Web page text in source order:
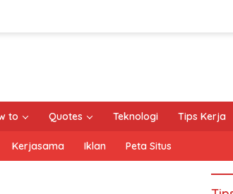
to Quotes Teknologi Tips Kerja
Kerjasama Iklan Peta Situs